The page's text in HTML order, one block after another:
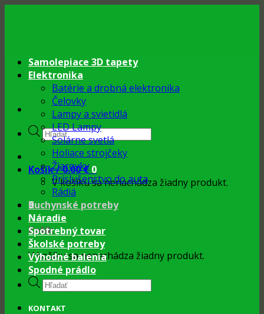
Products
search
Košík /0.00€ 0
V košíku sa nenachádza žiadny produkt.
0
Košík
V košíku sa nenachádza žiadny produkt.
Samolepiace 3D tapety
Elektronika
Batérie a drobná elektronika
Čelovky
Lampy a svietidlá
LED Lampy
Solárne svetlá
Holiace strojčeky
Žiarovky
Príslušenstvo do auta
Rádiá
Kuchynské potreby
Náradie
Spotrebný tovar
Školské potreby
Výhodné balenia
Spodné prádlo
Products
search
KONTAKT